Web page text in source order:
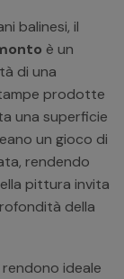
balinesi, il
è un
di una
prodotte
una superficie
un gioco di
rendendo
pittura invita
della
ideale